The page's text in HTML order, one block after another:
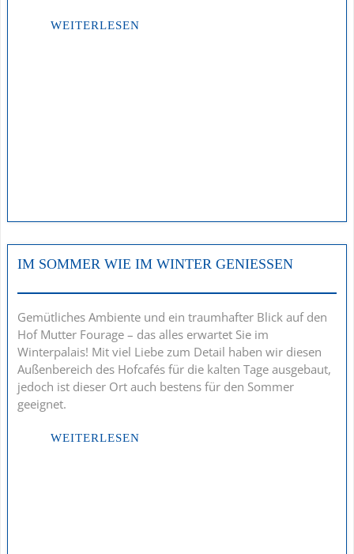
WEITERLESEN
IM SOMMER WIE IM WINTER GENIESSEN
Gemütliches Ambiente und ein traumhafter Blick auf den
Hof Mutter Fourage – das alles erwartet Sie im
Winterpalais! Mit viel Liebe zum Detail haben wir diesen
Außenbereich des Hofcafés für die kalten Tage ausgebaut,
jedoch ist dieser Ort auch bestens für den Sommer
geeignet.
WEITERLESEN